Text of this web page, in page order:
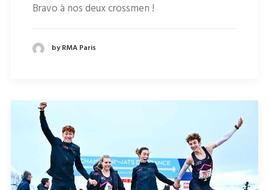
Bravo à nos deux crossmen !
by RMA Paris